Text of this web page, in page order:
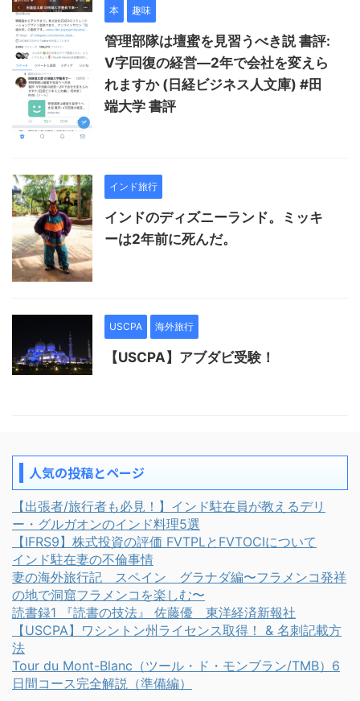
本 趣味
管理部隊は壇蜜を見習うべき説 書評:
V字回復の経営―2年で会社を変えら
れますか (日経ビジネス人文庫) #田
端大学 書評
インド旅行
インドのディズニーランド。ミッキ
ーは2年前に死んだ。
USCPA 海外旅行
【USCPA】アブダビ受験！
人気の投稿とページ
【出張者/旅行者も必見！】インド駐在員が教えるデリ
ー・グルガオンのインド料理5選
【IFRS9】株式投資の評価 FVTPLとFVTOCIについて
インド駐在妻の不倫事情
妻の海外旅行記 スペイン グラナダ編〜フラメンコ発祥
の地で洞窟フラメンコを楽しむ〜
読書録1 『読書の技法』 佐藤優 東洋経済新報社
【USCPA】ワシントン州ライセンス取得！ & 名刺記載方
法
Tour du Mont-Blanc（ツール・ド・モンブラン/TMB）6
日間コース完全解説（準備編）